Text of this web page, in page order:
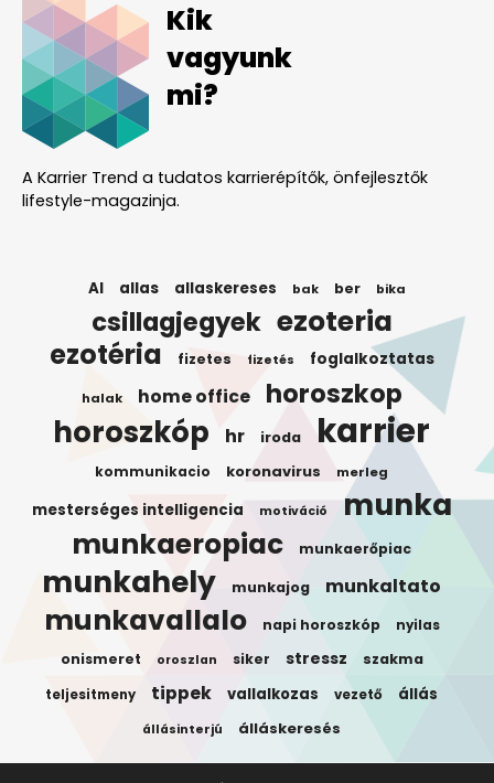
Kik
vagyunk
mi?
A Karrier Trend a tudatos karrierépítők, önfejlesztők
lifestyle-magazinja.
AI allas allaskereses bak ber bika
csillagjegyek ezoteria
ezotéria fizetes fizetés foglalkoztatas
halak home office horoszkop
horoszkóp hr iroda karrier
kommunikacio koronavirus merleg
mesterséges intelligencia motiváció munka
munkaeropiac munkaerőpiac
munkahely munkajog munkaltato
munkavallalo napi horoszkóp nyilas
onismeret oroszlan siker stressz szakma
teljesitmeny tippek vallalkozas vezető állás
állásinterjú álláskeresés